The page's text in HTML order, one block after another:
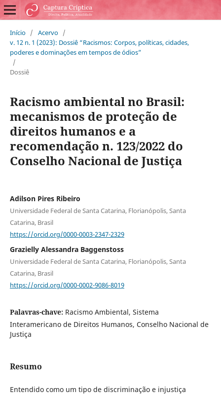
Início / Acervo /
v. 12 n. 1 (2023): Dossiê “Racismos: Corpos, políticas, cidades,
poderes e dominações em tempos de ódios”
/
Dossiê
Racismo ambiental no Brasil:
mecanismos de proteção de
direitos humanos e a
recomendação n. 123/2022 do
Conselho Nacional de Justiça
Adilson Pires Ribeiro
Universidade Federal de Santa Catarina, Florianópolis, Santa
Catarina, Brasil
https://orcid.org/0000-0003-2347-2329
Grazielly Alessandra Baggenstoss
Universidade Federal de Santa Catarina, Florianópolis, Santa
Catarina, Brasil
https://orcid.org/0000-0002-9086-8019
Palavras-chave: Racismo Ambiental, Sistema
Interamericano de Direitos Humanos, Conselho Nacional de
Justiça
Resumo
Entendido como um tipo de discriminação e injustiça